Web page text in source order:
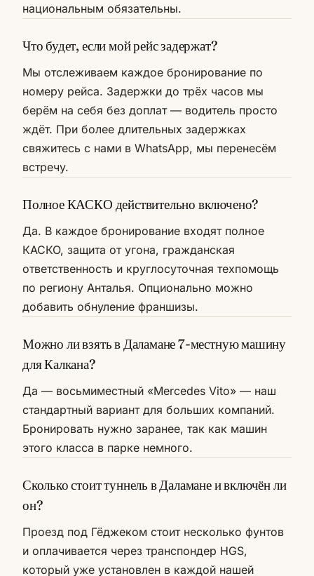
национальным обязательны.
Что будет, если мой рейс задержат?
Мы отслеживаем каждое бронирование по
номеру рейса. Задержки до трёх часов мы
берём на себя без доплат — водитель просто
ждёт. При более длительных задержках
свяжитесь с нами в WhatsApp, мы перенесём
встречу.
Полное КАСКО действительно включено?
Да. В каждое бронирование входят полное
КАСКО, защита от угона, гражданская
ответственность и круглосуточная техпомощь
по региону Анталья. Опционально можно
добавить обнуление франшизы.
Можно ли взять в Даламане 7-местную машину
для Калкана?
Да — восьмиместный «Mercedes Vito» — наш
стандартный вариант для больших компаний.
Бронировать нужно заранее, так как машин
этого класса в парке немного.
Сколько стоит туннель в Даламане и включён ли
он?
Проезд под Гёджеком стоит несколько фунтов
и оплачивается через транспондер HGS,
который уже установлен в каждой нашей